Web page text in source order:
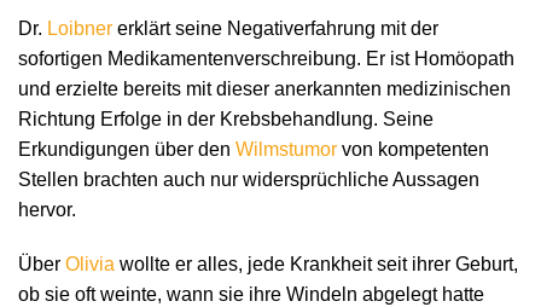
Dr. Loibner erklärt seine Negativerfahrung mit der
sofortigen Medikamentenverschreibung. Er ist Homöopath
und erzielte bereits mit dieser anerkannten medizinischen
Richtung Erfolge in der Krebsbehandlung. Seine
Erkundigungen über den Wilmstumor von kompetenten
Stellen brachten auch nur widersprüchliche Aussagen
hervor.
Über Olivia wollte er alles, jede Krankheit seit ihrer Geburt,
ob sie oft weinte, wann sie ihre Windeln abgelegt hatte